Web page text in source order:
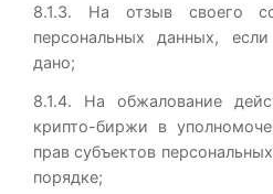
8.1.3. На отзыв своего
персональных данных,
дано;
8.1.4. На обжалование
крипто-биржи в
прав субъектов
порядке;